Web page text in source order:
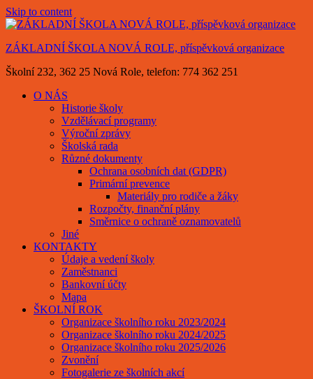
Skip to content
ZÁKLADNÍ ŠKOLA NOVÁ ROLE, příspěvková organizace
Školní 232, 362 25 Nová Role, telefon: 774 362 251
O NÁS
Historie školy
Vzdělávací programy
Výroční zprávy
Školská rada
Různé dokumenty
Ochrana osobních dat (GDPR)
Primární prevence
Materiály pro rodiče a žáky
Rozpočty, finanční plány
Směrnice o ochraně oznamovatelů
Jiné
KONTAKTY
Údaje a vedení školy
Zaměstnanci
Bankovní účty
Mapa
ŠKOLNÍ ROK
Organizace školního roku 2023/2024
Organizace školního roku 2024/2025
Organizace školního roku 2025/2026
Zvonění
Fotogalerie ze školních akcí